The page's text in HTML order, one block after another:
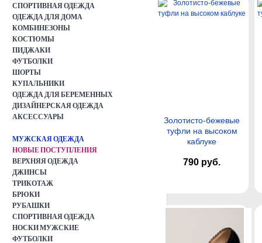
СПОРТИВНАЯ ОДЕЖДА
ОДЕЖДА ДЛЯ ДОМА
КОМБИНЕЗОНЫ
КОСТЮМЫ
ПИДЖАКИ
ФУТБОЛКИ
ШОРТЫ
КУПАЛЬНИКИ
ОДЕЖДА ДЛЯ БЕРЕМЕННЫХ
ДИЗАЙНЕРСКАЯ ОДЕЖДА
АКСЕССУАРЫ
МУЖСКАЯ ОДЕЖДА
НОВЫЕ ПОСТУПЛЕНИЯ
ВЕРХНЯЯ ОДЕЖДА
ДЖИНСЫ
ТРИКОТАЖ
БРЮКИ
РУБАШКИ
СПОРТИВНАЯ ОДЕЖДА
НОСКИ МУЖСКИЕ
ФУТБОЛКИ
Золотисто-бежевые
туфли на высоком
каблуке
790 руб.